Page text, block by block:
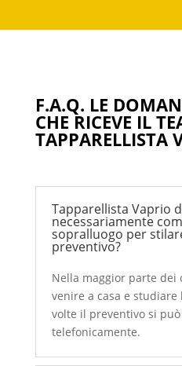
F.A.Q. LE
CHE RICEVE IL
TAPPARELLISTA
Tapparellista Vaprio
necessariamente
sopralluogo per
preventivo?
Nella maggior parte dei
venire a casa e studiare
volte il preventivo si
telefonicamente.